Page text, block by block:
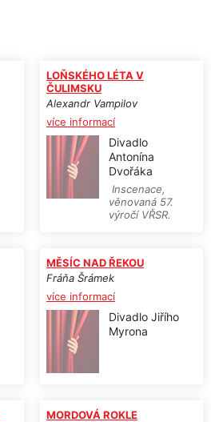
LOŇSKÉHO LÉTA V
ČULIMSKU
Alexandr Vampilov
více informací
Divadlo
Antonína
Dvořáka
Inscenace,
věnovaná 57.
výročí VŘSR.
MĚSÍC NAD ŘEKOU
Fráňa Šrámek
více informací
Divadlo Jiřího
Myrona
MORDOVÁ ROKLE